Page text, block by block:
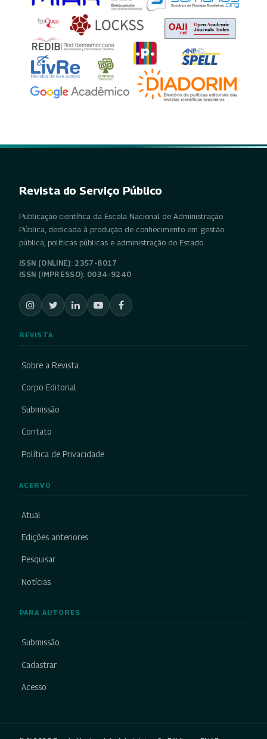
Revista do Serviço Público
Publicação científica da Escola Nacional de Administração
Pública, dedicada à produção de conhecimento em gestão
pública, políticas públicas e administração do Estado.
ISSN (ONLINE): 2357-8017
ISSN (IMPRESSO): 0034-9240
REVISTA
Sobre a Revista
Corpo Editorial
Submissão
Contato
Política de Privacidade
ACERVO
Atual
Edições anteriores
Pesquisar
Notícias
PARA AUTORES
Submissão
Cadastrar
Acesso